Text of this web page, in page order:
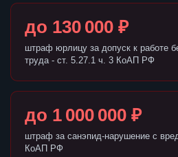
до 130 000 ₽
штраф юрлицу за допуск к работе
труда - ст. 5.27.1 ч. 3 КоАП РФ
до 1 000 000 ₽
штраф за санэпид-нарушение с
КоАП РФ